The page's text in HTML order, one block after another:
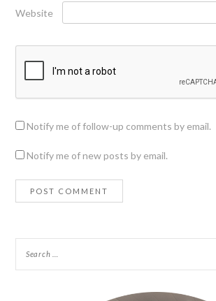
Website
Notify me of follow-up comments by email.
Notify me of new posts by email.